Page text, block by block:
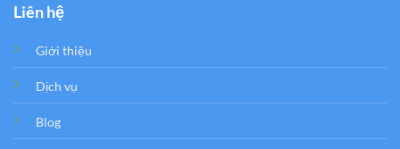
Liên hệ
Giới thiệu
Dịch vụ
Blog